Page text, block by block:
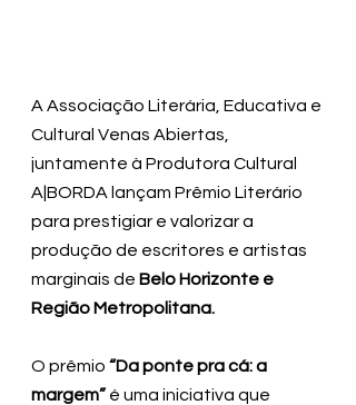
A Associação Literária, Educativa e
Cultural Venas Abiertas,
juntamente à Produtora Cultural
A|BORDA lançam Prêmio Literário
para prestigiar e valorizar a
produção de escritores e artistas
marginais de Belo Horizonte e
Região Metropolitana.
O prêmio “Da ponte pra cá: a
margem” é uma iniciativa que